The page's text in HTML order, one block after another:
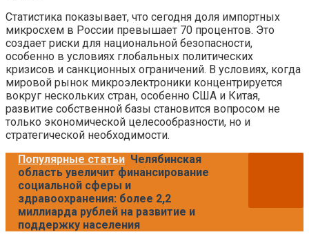
Статистика показывает, что сегодня доля импортных
микросхем в России превышает 70 процентов. Это
создает риски для национальной безопасности,
особенно в условиях глобальных политических
кризисов и санкционных ограничений. В условиях, когда
мировой рынок микроэлектроники концентрируется
вокруг нескольких стран, особенно США и Китая,
развитие собственной базы становится вопросом не
только экономической целесообразности, но и
стратегической необходимости.
Популярные статьи Челябинская
область увеличит финансирование
социальной сферы и
здравоохранения: более 2,2
миллиарда рублей на развитие и
поддержку населения